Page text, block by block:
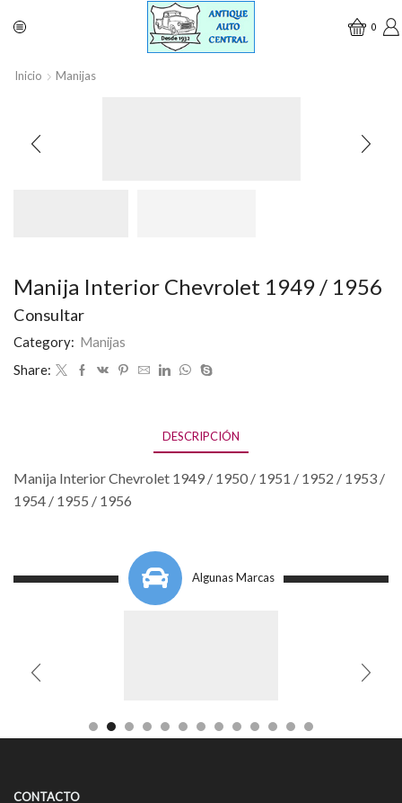
0
Inicio Manijas
Manija Interior Chevrolet 1949 / 1956
Consultar
Category: Manijas
Share:
DESCRIPCIÓN
Manija Interior Chevrolet 1949 / 1950 / 1951 / 1952 / 1953 /
1954 / 1955 / 1956
Algunas Marcas
CONTACTO